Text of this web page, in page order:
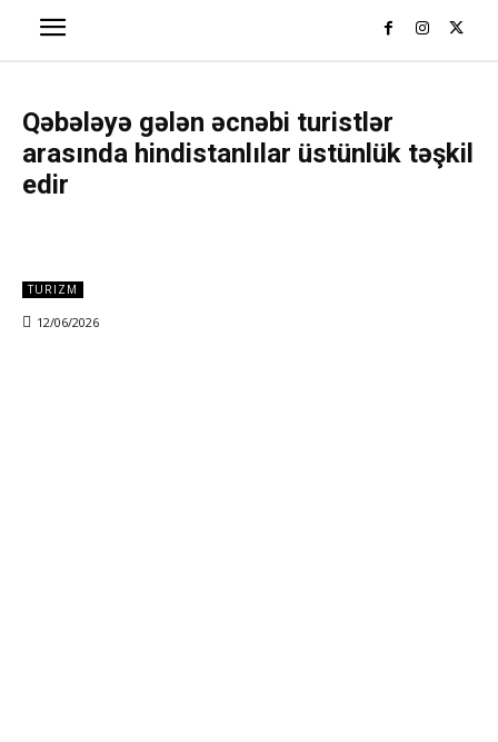
Qəbələyə gələn əcnəbi turistlər
arasında hindistanlılar üstünlük təşkil
edir
TURIZM
12/06/2026